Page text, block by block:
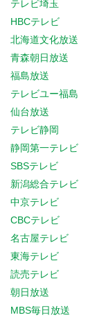
テレビ埼玉
HBCテレビ
北海道文化放送
青森朝日放送
福島放送
テレビユー福島
仙台放送
テレビ静岡
静岡第一テレビ
SBSテレビ
新潟総合テレビ
中京テレビ
CBCテレビ
名古屋テレビ
東海テレビ
読売テレビ
朝日放送
MBS毎日放送